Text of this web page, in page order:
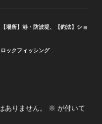
【場所】港・防波堤、
【釣法】ショ
ロックフィッシング
ありません。 ※ が付いて